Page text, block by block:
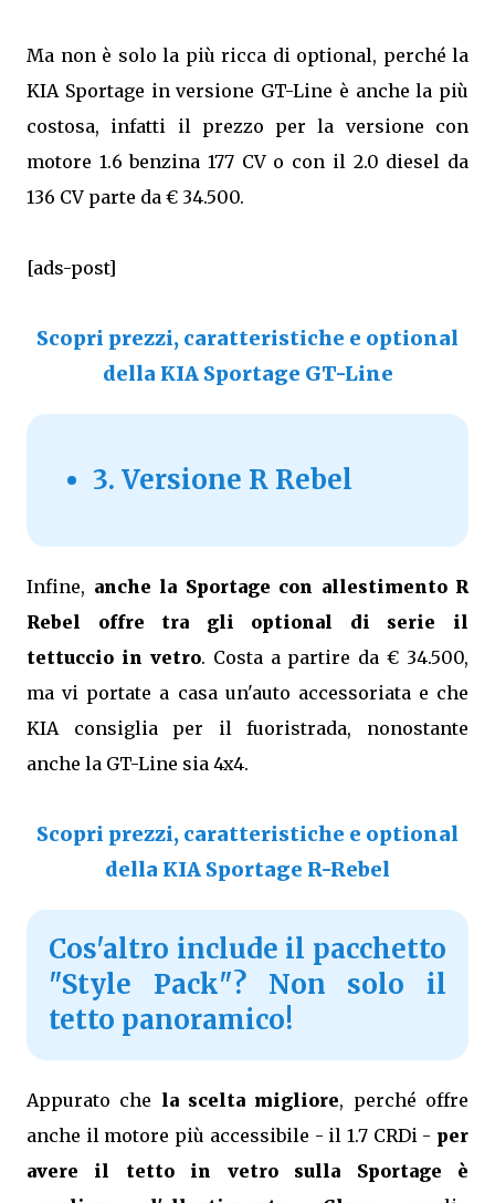
Ma non è solo la più ricca di optional, perché la
KIA Sportage in versione GT-Line è anche la più
costosa, infatti il prezzo per la versione con
motore 1.6 benzina 177 CV o con il 2.0 diesel da
136 CV parte da € 34.500.
[ads-post]
Scopri prezzi, caratteristiche e optional
della KIA Sportage GT-Line
3. Versione R Rebel
Infine, anche la Sportage con allestimento R
Rebel offre tra gli optional di serie il
tettuccio in vetro. Costa a partire da € 34.500,
ma vi portate a casa un'auto accessoriata e che
KIA consiglia per il fuoristrada, nonostante
anche la GT-Line sia 4x4.
Scopri prezzi, caratteristiche e optional
della KIA Sportage R-Rebel
Cos'altro include il pacchetto
"Style Pack"? Non solo il
tetto panoramico!
Appurato che la scelta migliore, perché offre
anche il motore più accessibile - il 1.7 CRDi - per
avere il tetto in vetro sulla Sportage è